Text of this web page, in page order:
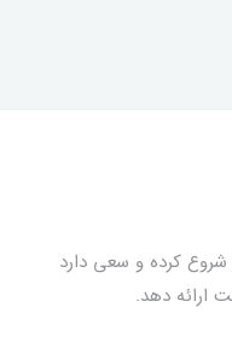
خودش را شروع کرده و سعی دارد
ارائه دهد.